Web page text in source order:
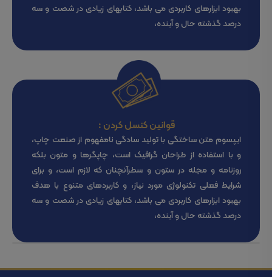
بهبود ابزارهای کاربردی می باشد، کتابهای زیادی در شصت و سه
درصد گذشته حال و آینده،
قوانین کنسل کردن :
ایپسوم متن ساختگی با تولید سادگی نامفهوم از صنعت چاپ،
و با استفاده از طراحان گرافیک است، چاپگرها و متون بلکه
روزنامه و مجله در ستون و سطرآنچنان که لازم است، و برای
شرایط فعلی تکنولوژی مورد نیاز، و کاربردهای متنوع با هدف
بهبود ابزارهای کاربردی می باشد، کتابهای زیادی در شصت و سه
درصد گذشته حال و آینده،